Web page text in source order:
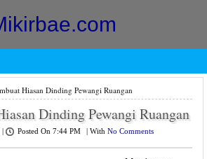
Hiasan Dinding Pewangi Ruangan
Dinding Pewangi Ruangan
Posted On 7:44 PM With No Comments